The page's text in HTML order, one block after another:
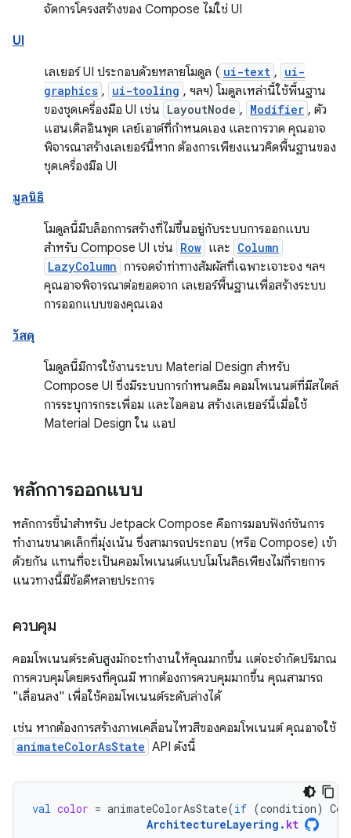
จัดการโครงสร้างของ Compose ไม่ใช่ UI
UI
เลเยอร์ UI ประกอบด้วยหลายโมดูล ( ui-text , ui-
graphics , ui-tooling , ฯลฯ) โมดูลเหล่านี้ใช้พื้นฐาน
ของชุดเครื่องมือ UI เช่น LayoutNode , Modifier , ตัว
แฮนเดิลอินพุต เลย์เอาต์ที่กำหนดเอง และการวาด คุณอาจ
พิจารณาสร้างเลเยอร์นี้หาก ต้องการเพียงแนวคิดพื้นฐานของ
ชุดเครื่องมือ UI
มูลนิธิ
โมดูลนี้มีบล็อกการสร้างที่ไม่ขึ้นอยู่กับระบบการออกแบบ
สำหรับ Compose UI เช่น Row และ Column
LazyColumn การจดจำท่าทางสัมผัสที่เฉพาะเจาะจง ฯลฯ
คุณอาจพิจารณาต่อยอดจาก เลเยอร์พื้นฐานเพื่อสร้างระบบ
การออกแบบของคุณเอง
วัสดุ
โมดูลนี้มีการใช้งานระบบ Material Design สำหรับ
Compose UI ซึ่งมีระบบการกำหนดธีม คอมโพเนนต์ที่มีสไตล์
การระบุการกระเพื่อม และไอคอน สร้างเลเยอร์นี้เมื่อใช้
Material Design ใน แอป
หลักการออกแบบ
หลักการชี้นำสำหรับ Jetpack Compose คือการมอบฟังก์ชันการ
ทำงานขนาดเล็กที่มุ่งเน้น ซึ่งสามารถประกอบ (หรือ Compose) เข้า
ด้วยกัน แทนที่จะเป็นคอมโพเนนต์แบบโมโนลิธเพียงไม่กี่รายการ
แนวทางนี้มีข้อดีหลายประการ
ควบคุม
คอมโพเนนต์ระดับสูงมักจะทำงานให้คุณมากขึ้น แต่จะจำกัดปริมาณ
การควบคุมโดยตรงที่คุณมี หากต้องการควบคุมมากขึ้น คุณสามารถ
"เลื่อนลง" เพื่อใช้คอมโพเนนต์ระดับล่างได้
เช่น หากต้องการสร้างภาพเคลื่อนไหวสีของคอมโพเนนต์ คุณอาจใช้
animateColorAsState API ดังนี้
val color = animateColorAsState(if (condition)
ArchitectureLayering . kt